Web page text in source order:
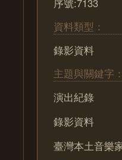
序號:7133
資料類型：
錄影資料
主題與關鍵字：
演出紀錄
錄影資料
臺灣本土音樂